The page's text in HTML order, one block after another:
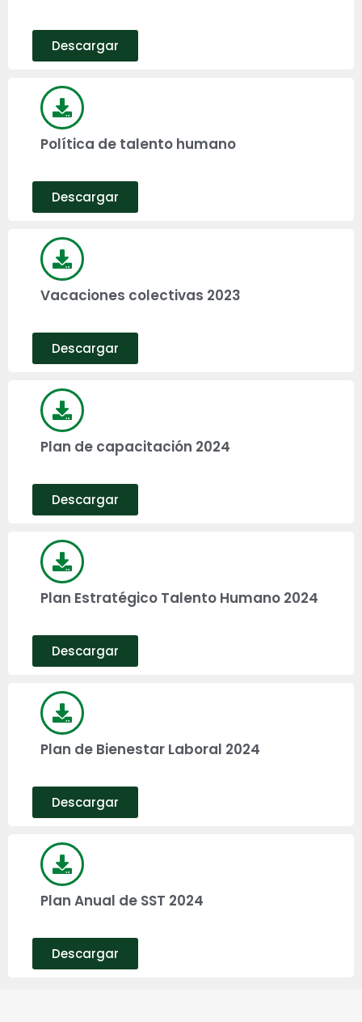
Descargar
Política de talento humano
Descargar
Vacaciones colectivas 2023
Descargar
Plan de capacitación 2024
Descargar
Plan Estratégico Talento Humano 2024
Descargar
Plan de Bienestar Laboral 2024
Descargar
Plan Anual de SST 2024
Descargar